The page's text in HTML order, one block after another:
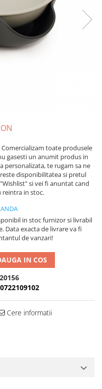
toate produsele
gasesti un anumit produs in
personalizata, te rugam sa ne
disponibilitatea si pretul
si vei fi anuntat cand
reintra in stoc.
in stoc furnizor si livrabil
Data exacta de livrare va fi
de vanzari!
IN COS
0722109102
Cere informatii